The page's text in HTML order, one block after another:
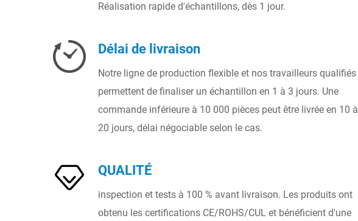
Réalisation rapide d'échantillons, dès 1 jour.
Délai de livraison
Notre ligne de production flexible et nos travailleurs qualifiés
permettent de finaliser un échantillon en 1 à 3 jours. Une
commande inférieure à 10 000 pièces peut être livrée en 10 à
20 jours, délai négociable selon le cas.
QUALITÉ
inspection et tests à 100 % avant livraison. Les produits ont
obtenu les certifications CE/ROHS/CUL et bénéficient d'une